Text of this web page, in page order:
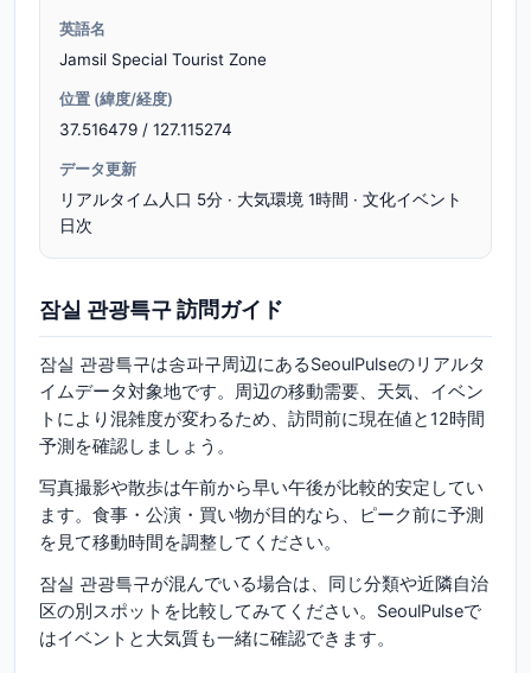
英語名
Jamsil Special Tourist Zone
位置 (緯度/経度)
37.516479 / 127.115274
データ更新
リアルタイム人口 5分 · 大気環境 1時間 · 文化イベント
日次
잠실 관광특구 訪問ガイド
잠실 관광특구は송파구周辺にあるSeoulPulseのリアルタ
イムデータ対象地です。周辺の移動需要、天気、イベン
トにより混雑度が変わるため、訪問前に現在値と12時間
予測を確認しましょう。
写真撮影や散歩は午前から早い午後が比較的安定してい
ます。食事・公演・買い物が目的なら、ピーク前に予測
を見て移動時間を調整してください。
잠실 관광특구が混んでいる場合は、同じ分類や近隣自治
区の別スポットを比較してみてください。SeoulPulseで
はイベントと大気質も一緒に確認できます。